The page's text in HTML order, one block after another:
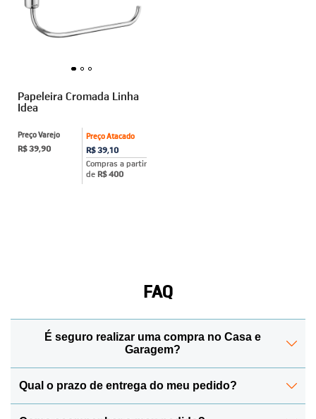
Papeleira Cromada Linha
Idea
Preço Atacado
R$ 39,10
Compras a partir
de R$ 400
Preço Varejo
R$ 39,90
FAQ
É seguro realizar uma compra no Casa e
Garagem?
Sim! Para manter todos os seus dados protegidos, a
Casa e Garagem conta com o Certificado de Segurança
Qual o prazo de entrega do meu pedido?